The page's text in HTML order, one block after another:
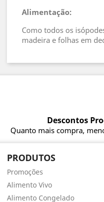
Alimentação:
Como todos os
madeira e folhas em
Descontos
Quanto mais compra,
PRODUTOS
Promoções
Alimento Vivo
Alimento Congelado